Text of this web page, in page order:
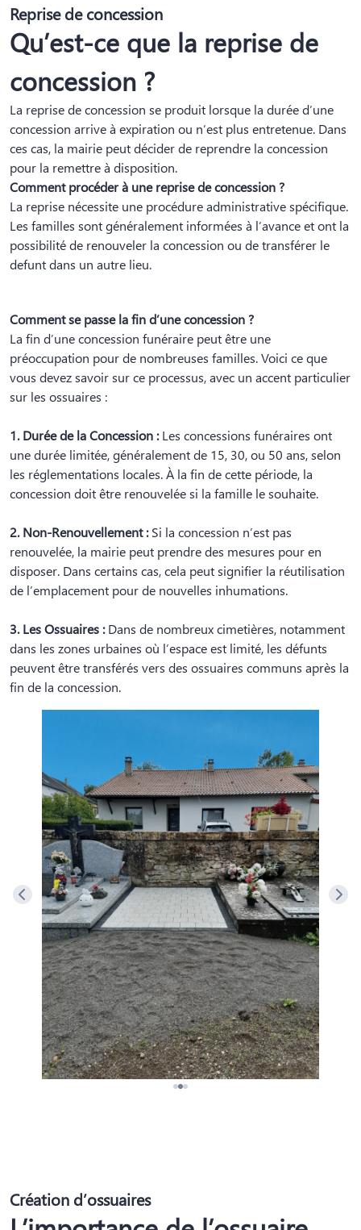
Reprise de concession
Qu’est-ce que la reprise de
concession ?
La reprise de concession se produit lorsque la durée d’une
concession arrive à expiration ou n’est plus entretenue. Dans
ces cas, la mairie peut décider de reprendre la concession
pour la remettre à disposition.
Comment procéder à une reprise de concession ?
La reprise nécessite une procédure administrative spécifique.
Les familles sont généralement informées à l’avance et ont la
possibilité de renouveler la concession ou de transférer le
defunt dans un autre lieu.
Comment se passe la fin d’une concession ?
La fin d’une concession funéraire peut être une
préoccupation pour de nombreuses familles. Voici ce que
vous devez savoir sur ce processus, avec un accent particulier
sur les ossuaires :
1. Durée de la Concession :Les concessions funéraires ont
une durée limitée, généralement de 15, 30, ou 50 ans, selon
les réglementations locales. À la fin de cette période, la
concession doit être renouvelée si la famille le souhaite.
2. Non-Renouvellement :Si la concession n’est pas
renouvelée, la mairie peut prendre des mesures pour en
disposer. Dans certains cas, cela peut signifier la réutilisation
de l’emplacement pour de nouvelles inhumations.
3. Les Ossuaires :Dans de nombreux cimetières, notamment
dans les zones urbaines où l’espace est limité, les défunts
peuvent être transférés vers des ossuaires communs après la
fin de la concession.
Création d’ossuaires